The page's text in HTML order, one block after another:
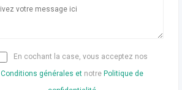
En cochant la case, vous acceptez nos
Conditions générales etnotre Politique de